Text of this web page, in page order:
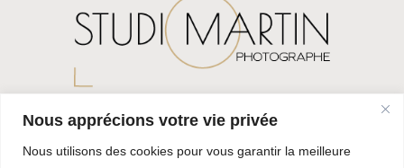
Nous apprécions votre vie privée
Nous utilisons des cookies pour vous garantir la meilleure
22 Rue de l'Hôtel de ville